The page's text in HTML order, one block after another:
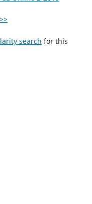
>>
search for this